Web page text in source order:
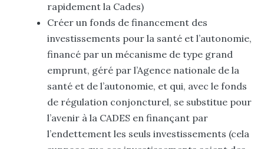
rapidement la Cades)
Créer un fonds de financement des
investissements pour la santé et l’autonomie,
financé par un mécanisme de type grand
emprunt, géré par l’Agence nationale de la
santé et de l’autonomie, et qui, avec le fonds
de régulation conjoncturel, se substitue pour
l’avenir à la CADES en finançant par
l’endettement les seuls investissements (cela